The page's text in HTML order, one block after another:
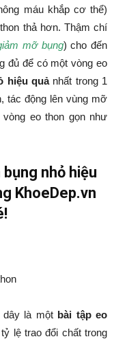
máu khắp cơ thể)
thả hơn. Thậm chí
mỡ bụng) cho đến
đủ để có một vòng eo
hiệu quảnhất trong 1
tác động lên vùng mỡ
eo thon gọn như
nhỏhiệu
KhoeDep.vn
dây là một bài tập eo
lệ trao đổi chất trong